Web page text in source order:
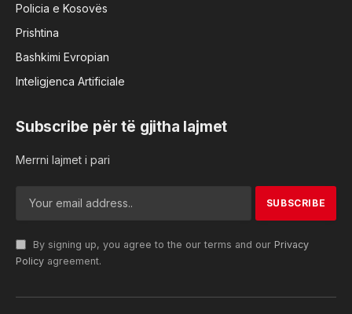
Policia e Kosovës
Prishtina
Bashkimi Evropian
Inteligjenca Artificiale
Subscribe për të gjitha lajmet
Merrni lajmet i pari
By signing up, you agree to the our terms and our Privacy
Policy agreement.